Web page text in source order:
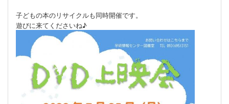
子どもの本のリサイクルも同時開催です。
遊びに来てくださいね♪